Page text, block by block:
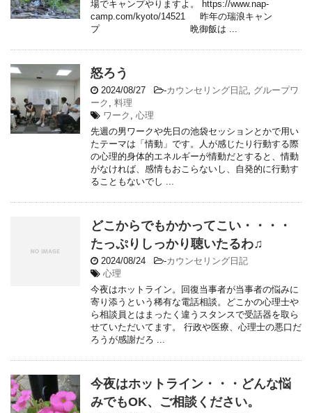
場でキャンプやりますよ。 https://www.nap-
camp.com/kyoto/14521 昨年の瑞浪キャン
プ 晩御飯は ...
怒ろう
2024/08/27 -カウンセリング日記, グループワ
ーク , 料理
ワーク , 心理
先週の男ワークや先日の池袋セッションとかで用い
たテーマは「情動」です。人が感じたり行動する際
の心理的身体的エネルギーが情動だとすると、情動
がなければ、感情もおこらないし、自発的に行動す
ることもないでし ...
どこからでもかかってこい・・・・
たっぷりしっかり聴いたるわ♫
2024/08/24 -カウンセリング日記
心理
今夜はホットライン。回復当事者が当事者の悩みに
寄り添うという稀有な電話相談。どこかの心理士や
ら相談員とはまったく違うスタンスで受話器を取ら
せていただいてます。 行政や医療、心理士の悪口だ
ろうが感謝だろ ...
今夜はホットライン・・・どんな悩
みでもOK、ご相談ください。